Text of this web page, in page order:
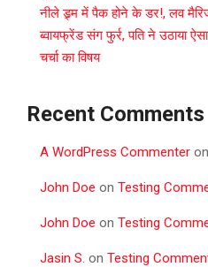
नीले ड्र्म में पैक होने के डर!, लव
ब्वायफ्रेंड संग फुर्र, पति ने उठाया
चर्चा का विषय
Recent Comments
A WordPress Commenter on
John Doe on Testing
John Doe on Testing
Jasin S. on Testing